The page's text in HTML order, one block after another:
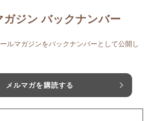
ガジン バックナンバー
ルマガジンをバックナンバーとして公開し
メルマガを購読する